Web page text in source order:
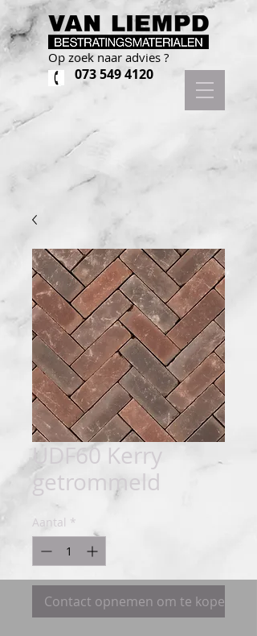
Op zoek naar advies ?
073 549 4120
UDF60 Kerry
getrommeld
Aantal *
Contact opnemen om te kopen